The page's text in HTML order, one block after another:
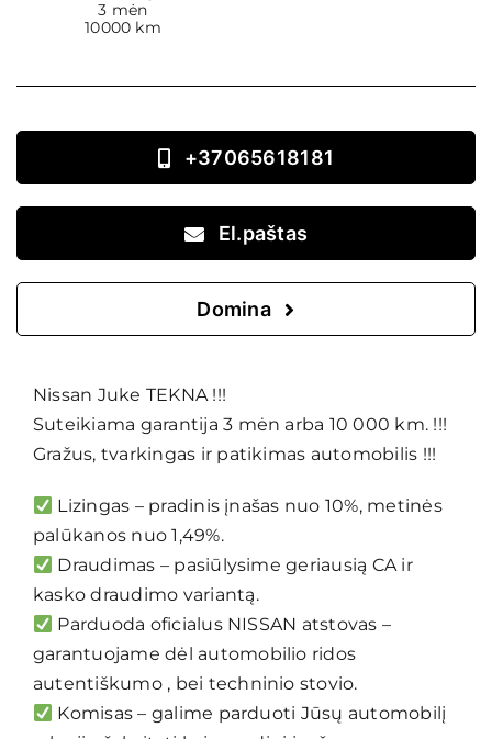
3 mėn
10000 km
+37065618181
El.paštas
Domina
Nissan Juke TEKNA !!!
Suteikiama garantija 3 mėn arba 10 000 km. !!!
Gražus, tvarkingas ir patikimas automobilis !!!
Lizingas – pradinis įnašas nuo 10%, metinės
palūkanos nuo 1,49%.
Draudimas – pasiūlysime geriausią CA ir
kasko draudimo variantą.
Parduoda oficialus NISSAN atstovas –
garantuojame dėl automobilio ridos
autentiškumo , bei techninio stovio.
Komisas – galime parduoti Jūsų automobilį